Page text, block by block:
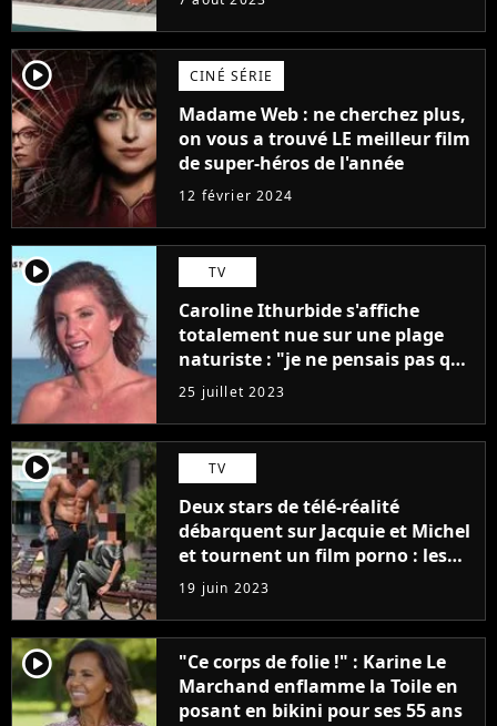
player2 CINÉ SÉRIE
Madame Web : ne cherchez plus,
on vous a trouvé LE meilleur film
de super-héros de l'année
12 février 2024
player2 TV
Caroline Ithurbide s'affiche
totalement nue sur une plage
naturiste : "je ne pensais pas que
j'arriverais à le faire..."
25 juillet 2023
player2 TV
Deux stars de télé-réalité
débarquent sur Jacquie et Michel
et tournent un film porno : les
premières images du tournage
(exclu)
19 juin 2023
player2
"Ce corps de folie !" : Karine Le
Marchand enflamme la Toile en
posant en bikini pour ses 55 ans